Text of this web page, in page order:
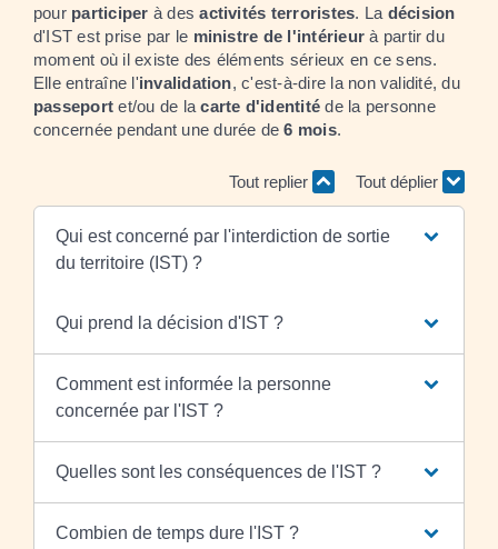
pour participer à desactivités terroristes. La décision
d'IST est prise par le ministre de l'intérieur à partir du
moment où il existe des éléments sérieux en ce sens.
Elle entraîne l'invalidation, c'est-à-dire la non validité, du
passeport et/ou de lacarte d'identité de la personne
concernée pendant une durée de 6 mois.
Tout replier Tout déplier
Qui est concerné par l'interdiction de sortie
du territoire (IST) ?
Qui prend la décision d'IST ?
Comment est informée la personne
concernée par l'IST ?
Quelles sont les conséquences de l'IST ?
Combien de temps dure l'IST ?